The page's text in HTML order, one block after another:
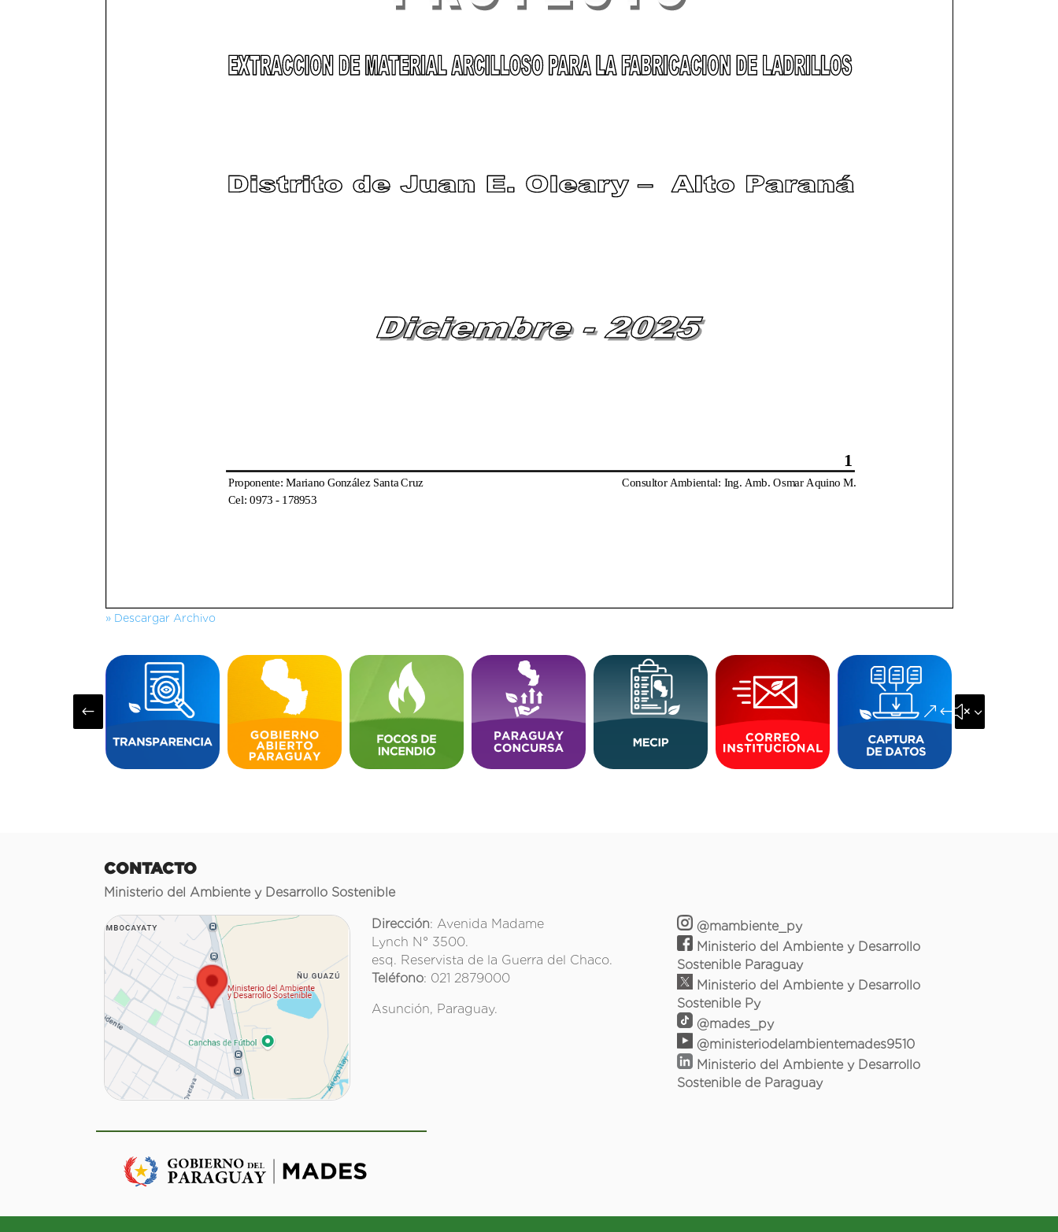
» Descargar Archivo
# &#x35;
CONTACTO
Ministerio del Ambiente y Desarrollo Sostenible
Dirección: Avenida Madame
Lynch N° 3500.
esq. Reservista de la Guerra del Chaco.
Teléfono: 021 2879000
Asunción, Paraguay.
@mambiente_py
Ministerio del Ambiente y Desarrollo
Sostenible Paraguay
Ministerio del Ambiente y Desarrollo
Sostenible Py
@mades_py
@ministeriodelambientemades9510
Ministerio del Ambiente y Desarrollo
Sostenible de Paraguay